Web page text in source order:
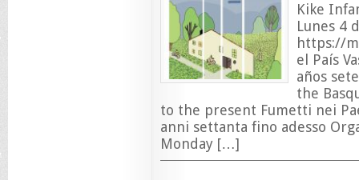
Kike
Lunes 4
https://
el País
años
the
to the present Fumetti nei
anni settanta fino adesso
Monday […]